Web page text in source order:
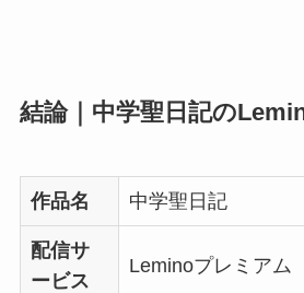
結論｜中学聖日記の
作品名 中学聖日記
配信サ
ービス
Leminoプレミアム